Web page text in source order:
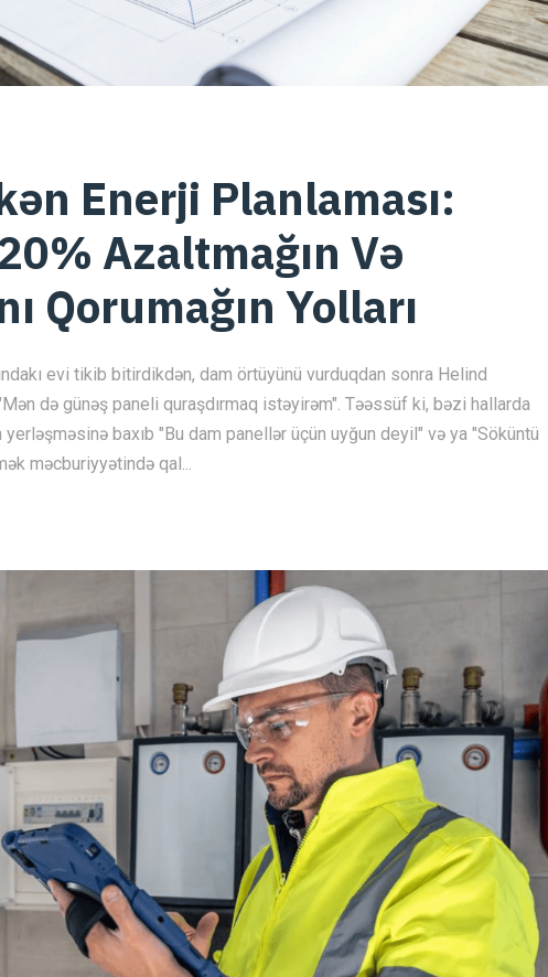
Enerji Planlaması:
Azaltmağın Və
Qorumağın Yolları
evi tikib bitirdikdən, dam örtüyünü vurduqdan sonra Helind
də günəş paneli quraşdırmaq istəyirəm". Təəssüf ki, bəzi hallarda
baxıb "Bu dam panellər üçün uyğun deyil" və ya "Söküntü
məcburiyyətində qal...